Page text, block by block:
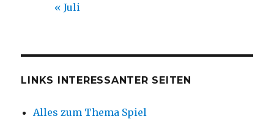
« Juli
LINKS INTERESSANTER SEITEN
Alles zum Thema Spiel